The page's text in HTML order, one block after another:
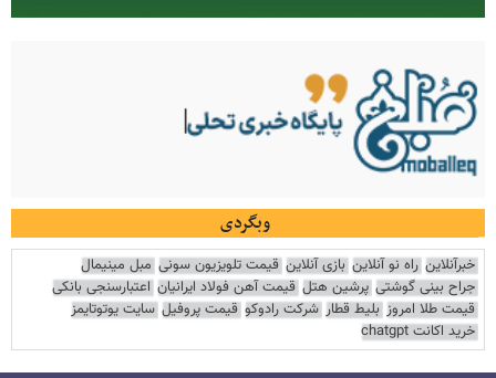
وبگردی
خبرآنلاین راه نو آنلاین بازی آنلاین قیمت تلویزیون سونی مبل مینیمال
جراح بینی گوشتی پرشین هتل قیمت آهن فولاد ایرانیان اعتبارسنجی بانکی
قیمت طلا امروز بلیط قطار شرکت رادوکو قیمت پروفیل سایت یوتوتایمز
خرید اکانت chatgpt